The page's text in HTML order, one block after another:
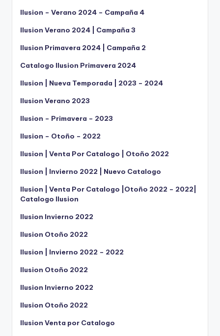
Ilusion – Verano 2024 – Campaña 4
Ilusion Verano 2024 | Campaña 3
Ilusion Primavera 2024 | Campaña 2
Catalogo Ilusion Primavera 2024
Ilusion | Nueva Temporada | 2023 – 2024
Ilusion Verano 2023
Ilusion – Primavera – 2023
Ilusion – Otoño – 2022
Ilusion | Venta Por Catalogo | Otoño 2022
Ilusion | Invierno 2022 | Nuevo Catalogo
Ilusion | Venta Por Catalogo |Otoño 2022 – 2022|
Catalogo Ilusion
Ilusion Invierno 2022
Ilusion Otoño 2022
Ilusion | Invierno 2022 – 2022
Ilusion Otoño 2022
Ilusion Invierno 2022
Ilusion Otoño 2022
Ilusion Venta por Catalogo